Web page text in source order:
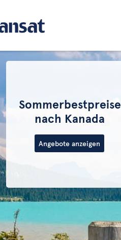
Sommerbestpreise
nach Kanada
Angebote anzeigen